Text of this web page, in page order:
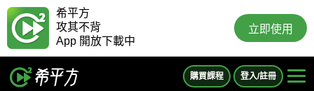
希平方
攻其不背
App 開放下載中
立即使用
購買課程 登入/註冊